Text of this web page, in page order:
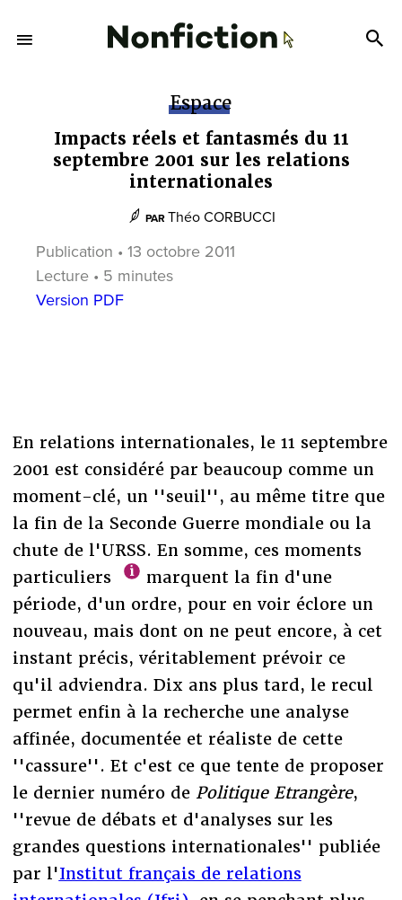
Espace
Impacts réels et fantasmés du 11
septembre 2001 sur les relations
internationales
PAR Théo CORBUCCI
Publication • 13 octobre 2011
Lecture • 5 minutes
Version PDF
En relations internationales, le 11 septembre
2001 est considéré par beaucoup comme un
moment-clé, un ''seuil'', au même titre que
la fin de la Seconde Guerre mondiale ou la
chute de l'URSS. En somme, ces moments
particuliers
marquent la fin d'une
période, d'un ordre, pour en voir éclore un
nouveau, mais dont on ne peut encore, à cet
instant précis, véritablement prévoir ce
qu'il adviendra. Dix ans plus tard, le recul
permet enfin à la recherche une analyse
affinée, documentée et réaliste de cette
''cassure''. Et c'est ce que tente de proposer
le dernier numéro de Politique Etrangère,
''revue de débats et d'analyses sur les
grandes questions internationales'' publiée
par l'Institut français de relations